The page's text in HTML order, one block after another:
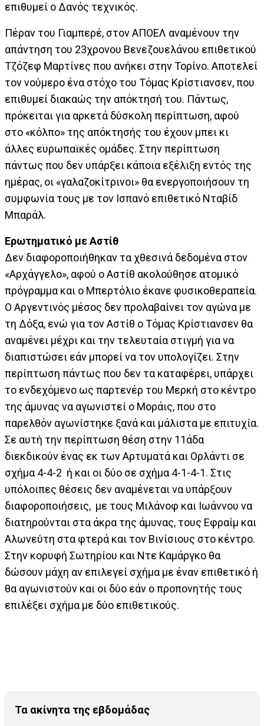
επιθυμεί ο Δανός τεχνικός.
Πέραν του Γιαμπερέ, στον ΑΠΟΕΛ αναμένουν την
απάντηση του 23χρονου Βενεζουελάνου επιθετικού
Τζόζεφ Μαρτίνες που ανήκει στην Τορίνο. Αποτελεί
τον νούμερο ένα στόχο του Τόμας Κρίστιανσεν, που
επιθυμεί διακαώς την απόκτησή του. Πάντως,
πρόκειται για αρκετά δύσκολη περίπτωση, αφού
στο «κόλπο» της απόκτησής του έχουν μπει κι
άλλες ευρωπαϊκές ομάδες. Στην περίπτωση
πάντως που δεν υπάρξει κάποια εξέλιξη εντός της
ημέρας, οι «γαλαζοκίτρινοι» θα ενεργοποιήσουν τη
συμφωνία τους με τον Ισπανό επιθετικό Νταβίδ
Μπαράλ.
Ερωτηματικό με Αστίθ
Δεν διαφοροποιήθηκαν τα χθεσινά δεδομένα στον
«Αρχάγγελο», αφού ο Αστίθ ακολούθησε ατομικό
πρόγραμμα και ο Μπερτόλιο έκανε φυσικοθεραπεία.
Ο Αργεντινός μέσος δεν προλαβαίνει τον αγώνα με
τη Δόξα, ενώ για τον Αστίθ ο Τόμας Κρίστιανσεν θα
αναμένει μέχρι και την τελευταία στιγμή για να
διαπιστώσει εάν μπορεί να τον υπολογίζει. Στην
περίπτωση πάντως που δεν τα καταφέρει, υπάρχει
το ενδεχόμενο ως παρτενέρ του Μερκή στο κέντρο
της άμυνας να αγωνιστεί ο Μοράις, που στο
παρελθόν αγωνίστηκε ξανά και μάλιστα με επιτυχία.
Σε αυτή την περίπτωση θέση στην 11άδα
διεκδικούν ένας εκ των Αρτυματά και Ορλάντι σε
σχήμα 4-4-2 ή και οι δύο σε σχήμα 4-1-4-1. Στις
υπόλοιπες θέσεις δεν αναμένεται να υπάρξουν
διαφοροποιήσεις, με τους Μιλάνοφ και Ιωάννου να
διατηρούνται στα άκρα της άμυνας, τους Εφραίμ και
Αλωνεύτη στα φτερά και τον Βινίσιους στο κέντρο.
Στην κορυφή Σωτηρίου και Ντε Καμάργκο θα
δώσουν μάχη αν επιλεγεί σχήμα με έναν επιθετικό ή
θα αγωνιστούν και οι δύο εάν ο προπονητής τους
επιλέξει σχήμα με δύο επιθετικούς.
Τα ακίνητα της εβδομάδας